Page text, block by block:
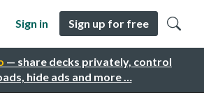
— share decks privately, control
hide ads and more …
Sign in Sign up for free